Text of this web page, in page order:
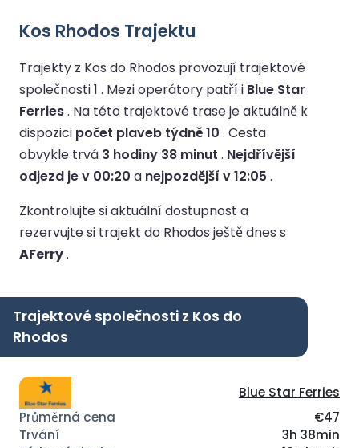
Kos Rhodos Trajektu
Trajekty z Kos do Rhodos provozují trajektové
společnosti 1 . Mezi operátory patří i Blue Star
Ferries. Na této trajektové trase je aktuálně k
dispozici počet plaveb týdně 10 . Cesta
obvykle trvá 3 hodiny 38 minut . Nejdřívější
odjezd je v 00:20 a nejpozdější v 12:05 .
Zkontrolujte si aktuální dostupnost a
rezervujte si trajekt do Rhodos ještě dnes s
AFerry.
Trajektové společnosti z Kos do
Rhodos
Blue Star Ferries
€47
3h 38min